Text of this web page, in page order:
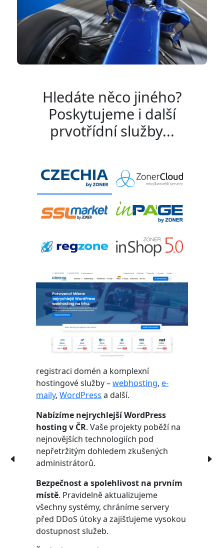
Hledáte něco jiného?
Poskytujeme i další
prvotřídní služby...
registraci domén a komplexní
hostingové služby –webhosting,e-
maily,WordPress a další.
Nabízíme nejrychlejší WordPress
hosting v ČR. Vaše projekty poběží na
nejnovějších technologiích pod
nepřetržitým dohledem zkušených
administrátorů.
Bezpečnost a spolehlivost na prvním
místě. Pravidelně aktualizujeme
všechny systémy, chráníme servery
před DDoS útoky a zajišťujeme vysokou
dostupnost služeb.